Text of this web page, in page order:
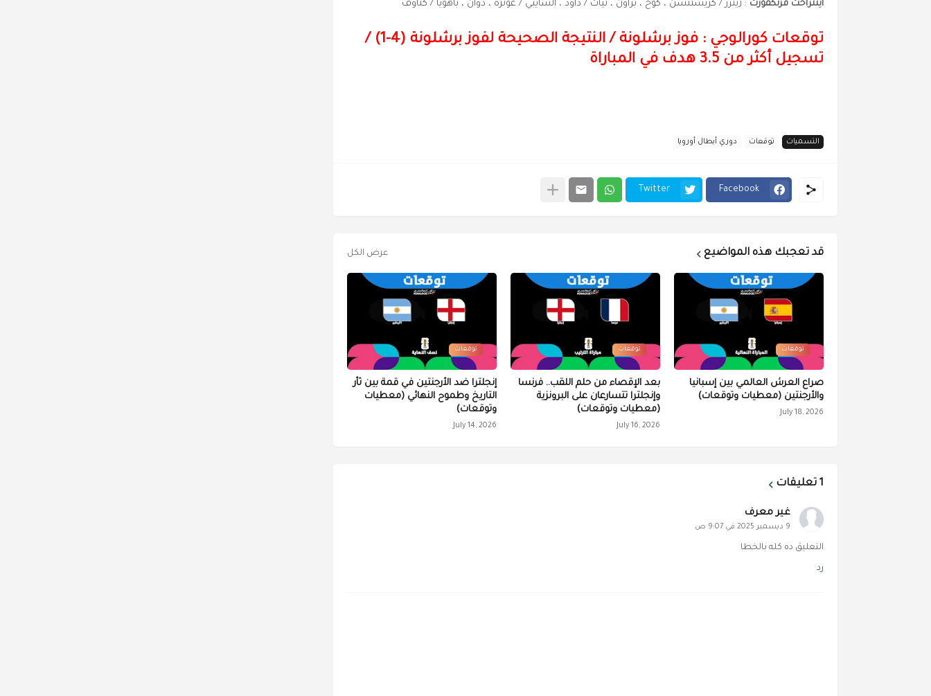
آينتراخت فرنكفورت : زيترر / كريستنسن ، كوخ ، براون ، ثيات / داود ، الشايبي / غوتزه ، دوان ، باهويا / كناوف
توقعات كورالوجي : فوز برشلونة/النتيجة الصحيحة لفوز برشلونة (4
-1) /
تسجيل أكثر من 3.5 هدف في المباراة
التسميات توقعات دوري أبطال أوروبا
Facebook
Twitter
قد تعجبك هذه المواضيع عرض الكل
توقعات
صراع العرش العالمي بين إسبانيا
والأرجنتين (معطيات وتوقعات)
July 18, 2026
توقعات
بعد الإقصاء من حلم اللقب.. فرنسا
وإنجلترا تتسارعان على البرونزية
(معطيات وتوقعات)
July 16, 2026
توقعات
إنجلترا ضد الأرجنتين في قمة بين ثأر
التاريخ وطموح النهائي (معطيات
وتوقعات)
July 14, 2026
1 تعليقات
غير معرف
9 ديسمبر 2025 في 9:07 ص
التعليق ده كله بالخطا
رد